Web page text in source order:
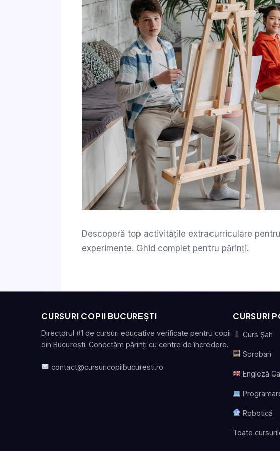
Descoperă top activitățile extracurriculare
experimente. Ghid complet pentru părinți.
CURSURI COPII BUCUREȘTI
Directorul #1 de cursuri educative verificate pentru copii
din București. Conectăm părinți cu centre de încredere.
contact@cursuricopiibucuresti.ro
CURSURI
Curs Șah
Soroban
Engleză
Robotică
Toate